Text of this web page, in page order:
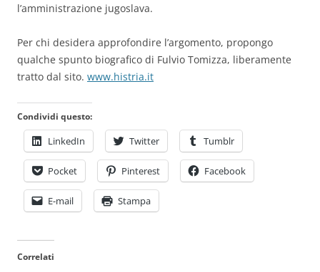
l’amministrazione jugoslava.
Per chi desidera approfondire l’argomento, propongo
qualche spunto biografico di Fulvio Tomizza, liberamente
tratto dal sito. www.histria.it
Condividi questo:
LinkedIn Twitter Tumblr
Pocket Pinterest Facebook
E-mail Stampa
Correlati